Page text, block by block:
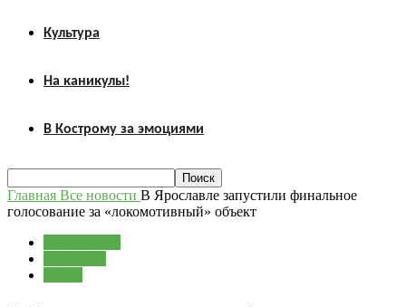
Культура
На каникулы!
В Кострому за эмоциями
Главная Все новости В Ярославле запустили финальное
голосование за «локомотивный» объект